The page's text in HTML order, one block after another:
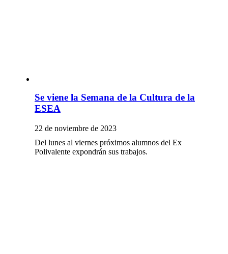
Se viene la Semana de la Cultura de la
ESEA
22 de noviembre de 2023
Del lunes al viernes próximos alumnos del Ex
Polivalente expondrán sus trabajos.